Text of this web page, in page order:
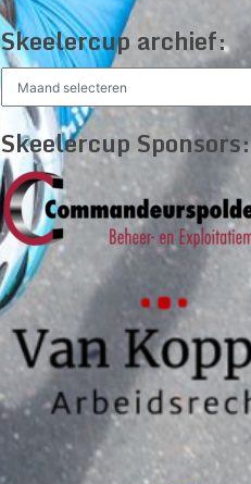
Skeelercup archief:
archief:
Skeelercup Sponsors: